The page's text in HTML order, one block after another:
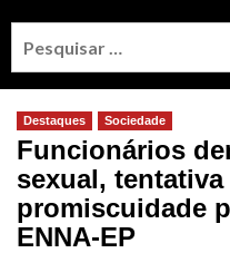
Destaques Sociedade
Funcionários
sexual,
promiscuidade
ENNA-EP